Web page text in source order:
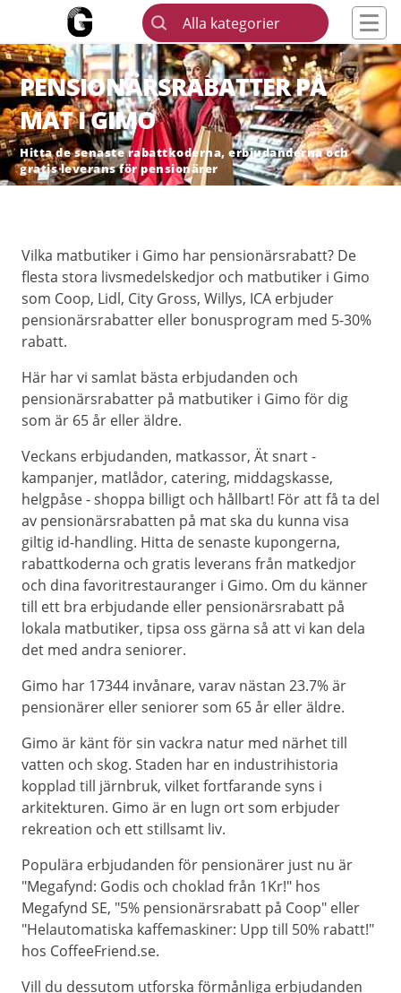
Alla kategorier
PENSIONÄRSRABATTER PÅ
MAT I GIMO
Hitta de senaste rabattkoderna, erbjudanderna och
gratis leverans för pensionärer
Vilka matbutiker i Gimo har pensionärsrabatt? De
flesta stora livsmedelskedjor och matbutiker i Gimo
som Coop, Lidl, City Gross, Willys, ICA erbjuder
pensionärsrabatter eller bonusprogram med 5-30%
rabatt.
Här har vi samlat bästa erbjudanden och
pensionärsrabatter på matbutiker i Gimo för dig
som är 65 år eller äldre.
Veckans erbjudanden, matkassor, Ät snart -
kampanjer, matlådor, catering, middagskasse,
helgpåse - shoppa billigt och hållbart! För att få ta del
av pensionärsrabatten på mat ska du kunna visa
giltig id-handling. Hitta de senaste kupongerna,
rabattkoderna och gratis leverans från matkedjor
och dina favoritrestauranger i Gimo. Om du känner
till ett bra erbjudande eller pensionärsrabatt på
lokala matbutiker, tipsa oss gärna så att vi kan dela
det med andra seniorer.
Gimo har 17344 invånare, varav nästan 23.7% är
pensionärer eller seniorer som 65 år eller äldre.
Gimo är känt för sin vackra natur med närhet till
vatten och skog. Staden har en industrihistoria
kopplad till järnbruk, vilket fortfarande syns i
arkitekturen. Gimo är en lugn ort som erbjuder
rekreation och ett stillsamt liv.
Populära erbjudanden för pensionärer just nu är
"Megafynd: Godis och choklad från 1Kr!" hos
Megafynd SE, "5% pensionärsrabatt på Coop" eller
"Helautomatiska kaffemaskiner: Upp till 50% rabatt!"
hos CoffeeFriend.se.
Vill du dessutom utforska förmånliga erbjudanden